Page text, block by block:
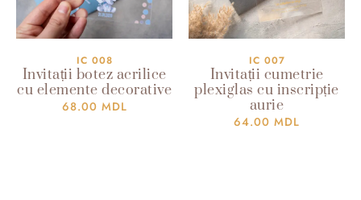
IC 008
Invitații botez acrilice
cu elemente decorative
68.00 MDL
IC 007
Invitații cumetrie
plexiglas cu inscripție
aurie
64.00 MDL